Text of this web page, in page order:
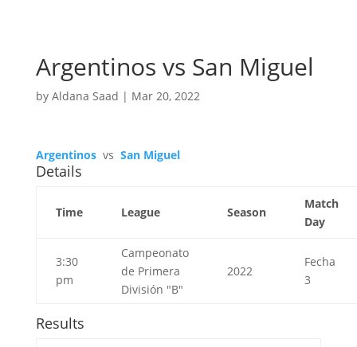
Argentinos vs San Miguel
by Aldana Saad | Mar 20, 2022
Argentinos vs San Miguel
Details
Time League Season
Match
Day
3:30
pm
Campeonato
de Primera
División "B"
2022
Fecha
3
Results